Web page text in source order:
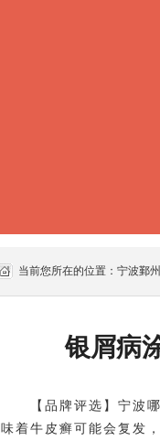
当前您所在的位置： 宁波鄞
银屑病
【品牌评选】宁波哪
味着牛皮癣可能会复发